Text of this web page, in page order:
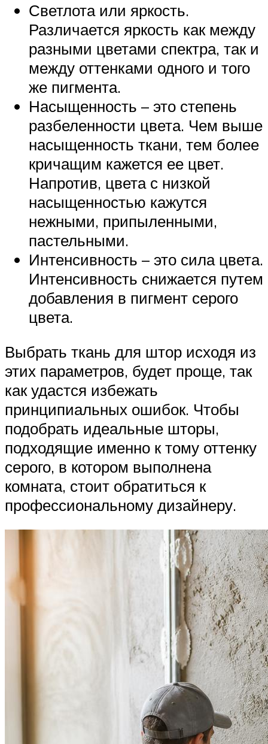
Светлота или яркость.
Различается яркость как между
разными цветами спектра, так и
между оттенками одного и того
же пигмента.
Насыщенность – это степень
разбеленности цвета. Чем выше
насыщенность ткани, тем более
кричащим кажется ее цвет.
Напротив, цвета с низкой
насыщенностью кажутся
нежными, припыленными,
пастельными.
Интенсивность – это сила цвета.
Интенсивность снижается путем
добавления в пигмент серого
цвета.
Выбрать ткань для штор исходя из
этих параметров, будет проще, так
как удастся избежать
принципиальных ошибок. Чтобы
подобрать идеальные шторы,
подходящие именно к тому оттенку
серого, в котором выполнена
комната, стоит обратиться к
профессиональному дизайнеру.